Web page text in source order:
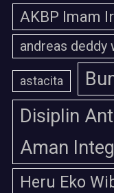
AKBP Imam
andreas deddy
astacita
Disiplin
Aman
Heru Eko